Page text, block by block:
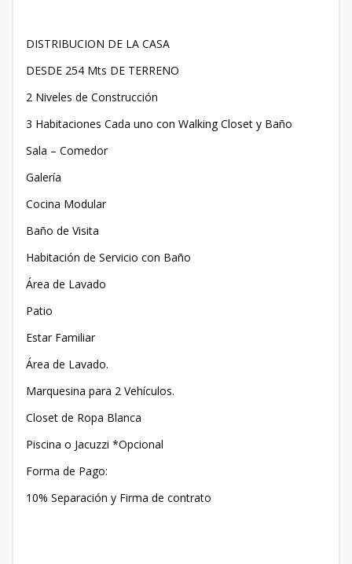
DISTRIBUCION DE LA CASA
DESDE 254 Mts DE TERRENO
2 Niveles de Construcción
3 Habitaciones Cada uno con Walking Closet y Baño
Sala – Comedor
Galería
Cocina Modular
Baño de Visita
Habitación de Servicio con Baño
Área de Lavado
Patio
Estar Familiar
Área de Lavado.
Marquesina para 2 Vehículos.
Closet de Ropa Blanca
Piscina o Jacuzzi *Opcional
Forma de Pago:
10% Separación y Firma de contrato